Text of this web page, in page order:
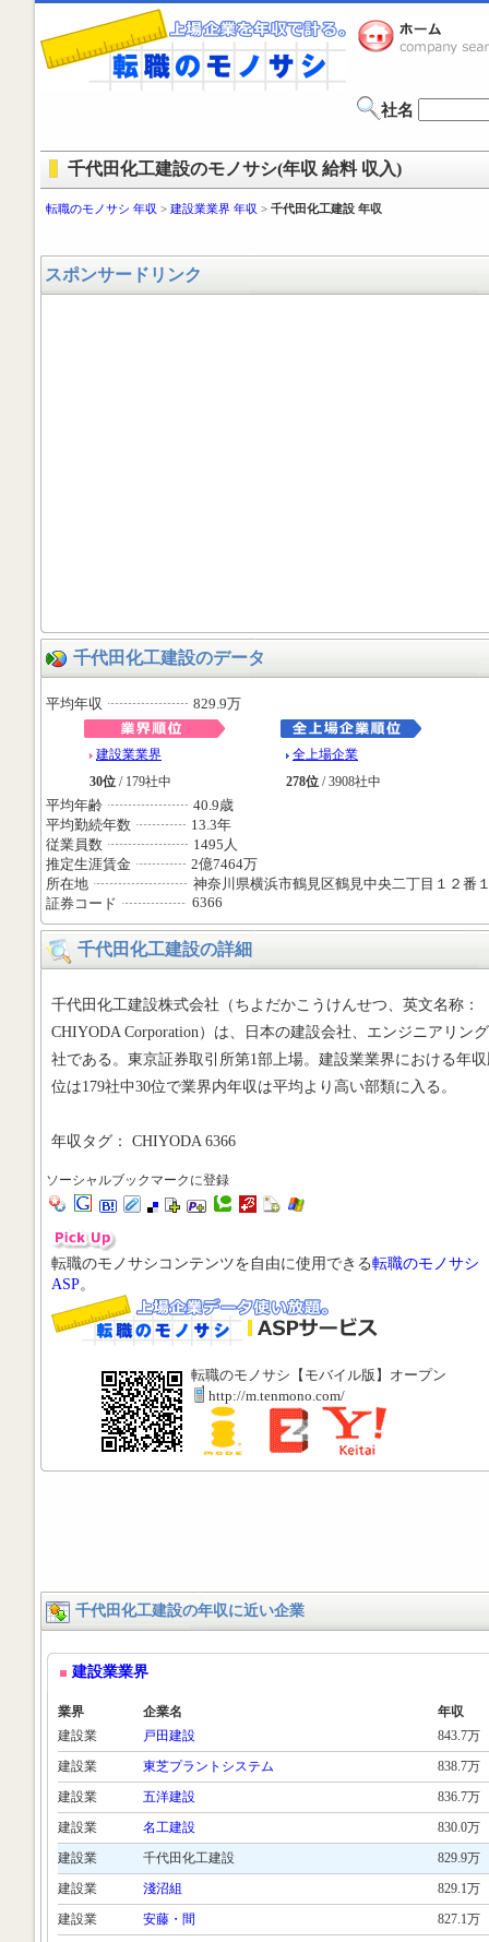
社名
千代田化工建設のモノサシ(年収 給料 収入)
転職のモノサシ 年収 > 建設業業界 年収 > 千代田化工建設 年収
スポンサードリンク
千代田化工建設のデータ
平均年収 829.9万
建設業業界
30位 / 179社中
全上場企業
278位 / 3908社中
平均年齢
40.9歳
平均勤続年数
13.3年
従業員数
1495人
推定生涯賃金
2億7464万
所在地
神奈川県横浜市鶴見区鶴見中央二丁目１２番
証券コード
6366
千代田化工建設の詳細
千代田化工建設株式会社（ちよだかこうけんせつ、英文名称：
CHIYODA Corporation）は、日本の建設会社、エンジニアリン
社である。東京証券取引所第1部上場。建設業業界における年
位は179社中30位で業界内年収は平均より高い部類に入る。
年収タグ： CHIYODA 6366
ソーシャルブックマークに登録
転職のモノサシコンテンツを自由に使用できる転職のモノサシ
ASP。
転職のモノサシ【モバイル版】オープン
http://m.tenmono.com/
千代田化工建設の年収に近い企業
建設業業界
業界 企業名
年収
建設業
戸田建設
843.7万
建設業
東芝プラントシステム
838.7万
建設業
五洋建設
836.7万
建設業
名工建設
830.0万
建設業
千代田化工建設
829.9万
建設業
淺沼組
829.1万
建設業
安藤・間
827.1万